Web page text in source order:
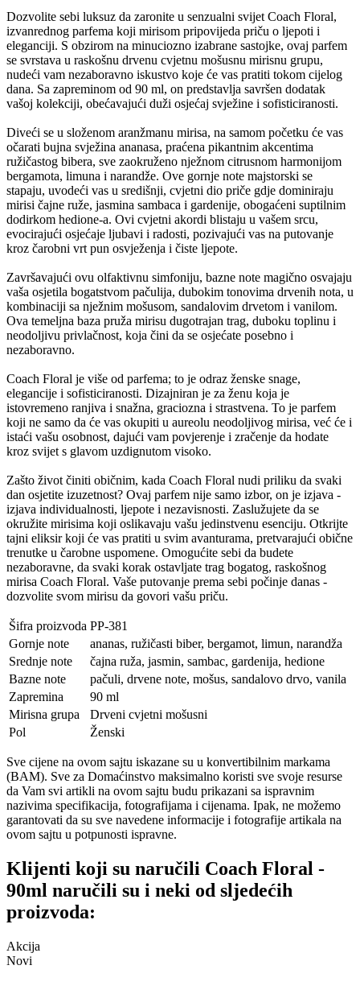
Dozvolite sebi luksuz da zaronite u senzualni svijet Coach Floral,
izvanrednog parfema koji mirisom pripovijeda priču o ljepoti i
eleganciji. S obzirom na minuciozno izabrane sastojke, ovaj parfem
se svrstava u raskošnu drvenu cvjetnu mošusnu mirisnu grupu,
nudeći vam nezaboravno iskustvo koje će vas pratiti tokom cijelog
dana. Sa zapreminom od 90 ml, on predstavlja savršen dodatak
vašoj kolekciji, obećavajući duži osjećaj svježine i sofisticiranosti.
Diveći se u složenom aranžmanu mirisa, na samom početku će vas
očarati bujna svježina ananasa, praćena pikantnim akcentima
ružičastog bibera, sve zaokruženo nježnom citrusnom harmonijom
bergamota, limuna i narandže. Ove gornje note majstorski se
stapaju, uvodeći vas u središnji, cvjetni dio priče gdje dominiraju
mirisi čajne ruže, jasmina sambaca i gardenije, obogaćeni suptilnim
dodirkom hedione-a. Ovi cvjetni akordi blistaju u vašem srcu,
evocirajući osjećaje ljubavi i radosti, pozivajući vas na putovanje
kroz čarobni vrt pun osvježenja i čiste ljepote.
Završavajući ovu olfaktivnu simfoniju, bazne note magično osvajaju
vaša osjetila bogatstvom pačulija, dubokim tonovima drvenih nota, u
kombinaciji sa nježnim mošusom, sandalovim drvetom i vanilom.
Ova temeljna baza pruža mirisu dugotrajan trag, duboku toplinu i
neodoljivu privlačnost, koja čini da se osjećate posebno i
nezaboravno.
Coach Floral je više od parfema; to je odraz ženske snage,
elegancije i sofisticiranosti. Dizajniran je za ženu koja je
istovremeno ranjiva i snažna, graciozna i strastvena. To je parfem
koji ne samo da će vas okupiti u aureolu neodoljivog mirisa, već će i
istaći vašu osobnost, dajući vam povjerenje i zračenje da hodate
kroz svijet s glavom uzdignutom visoko.
Zašto život činiti običnim, kada Coach Floral nudi priliku da svaki
dan osjetite izuzetnost? Ovaj parfem nije samo izbor, on je izjava -
izjava individualnosti, ljepote i nezavisnosti. Zaslužujete da se
okružite mirisima koji oslikavaju vašu jedinstvenu esenciju. Otkrijte
tajni eliksir koji će vas pratiti u svim avanturama, pretvarajući obične
trenutke u čarobne uspomene. Omogućite sebi da budete
nezaboravne, da svaki korak ostavljate trag bogatog, raskošnog
mirisa Coach Floral. Vaše putovanje prema sebi počinje danas -
dozvolite svom mirisu da govori vašu priču.
Šifra proizvoda PP-381
Gornje note
ananas, ružičasti biber, bergamot, limun, narandža
Srednje note
čajna ruža, jasmin, sambac, gardenija, hedione
Bazne note
pačuli, drvene note, mošus, sandalovo drvo, vanila
Zapremina
90 ml
Mirisna grupa
Drveni cvjetni mošusni
Pol
Ženski
Sve cijene na ovom sajtu iskazane su u konvertibilnim markama
(BAM). Sve za Domaćinstvo maksimalno koristi sve svoje resurse
da Vam svi artikli na ovom sajtu budu prikazani sa ispravnim
nazivima specifikacija, fotografijama i cijenama. Ipak, ne možemo
garantovati da su sve navedene informacije i fotografije artikala na
ovom sajtu u potpunosti ispravne.
Klijenti koji su naručili Coach Floral -
90ml naručili su i neki od sljedećih
proizvoda:
Akcija
Novi